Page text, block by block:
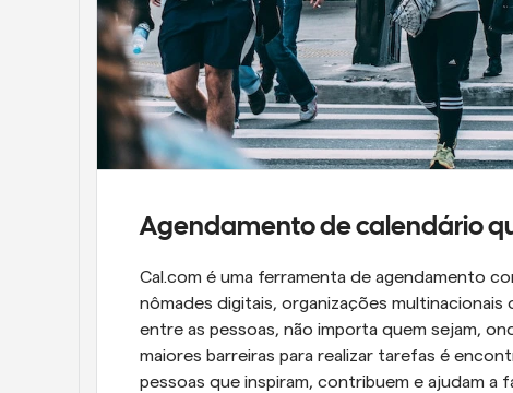
Agendamento de calendário
Cal.com é uma ferramenta de agendamento
nômades digitais, organizações
entre as pessoas, não importa quem sejam,
maiores barreiras para realizar tarefas é
pessoas que inspiram, contribuem e ajudam a